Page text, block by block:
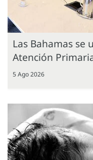
Las Bahamas se
Atención
5 Ago 2026